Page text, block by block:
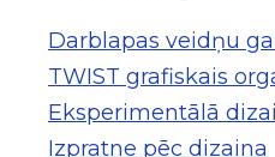
Darblapas veidņu
TWIST grafiskais
Eksperimentālā
Izpratne pēc dizaina